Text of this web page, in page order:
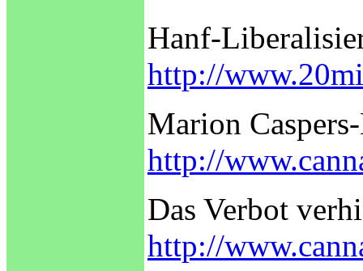
Hanf-
http://
Marion
http://
Das Verbot
http://